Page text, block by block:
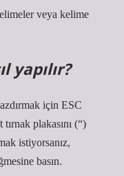
veya kelime
yapılır?
için ESC
plakasını (“)
istiyorsanız,
basın.